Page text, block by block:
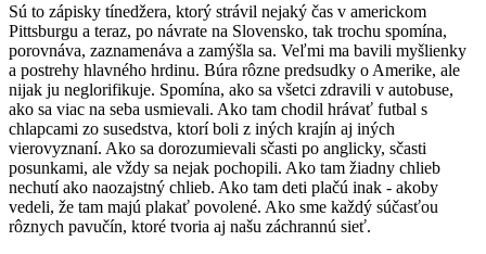
Sú to zápisky tínedžera, ktorý strávil nejaký čas v americkom
Pittsburgu a teraz, po návrate na Slovensko, tak trochu spomína,
porovnáva, zaznamenáva a zamýšla sa. Veľmi ma bavili myšlienky
a postrehy hlavného hrdinu. Búra rôzne predsudky o Amerike, ale
nijak ju neglorifikuje. Spomína, ako sa všetci zdravili v autobuse,
ako sa viac na seba usmievali. Ako tam chodil hrávať futbal s
chlapcami zo susedstva, ktorí boli z iných krajín aj iných
vierovyznaní. Ako sa dorozumievali sčasti po anglicky, sčasti
posunkami, ale vždy sa nejak pochopili. Ako tam žiadny chlieb
nechutí ako naozajstný chlieb. Ako tam deti plačú inak - akoby
vedeli, že tam majú plakať povolené. Ako sme každý súčasťou
rôznych pavučín, ktoré tvoria aj našu záchrannú sieť.